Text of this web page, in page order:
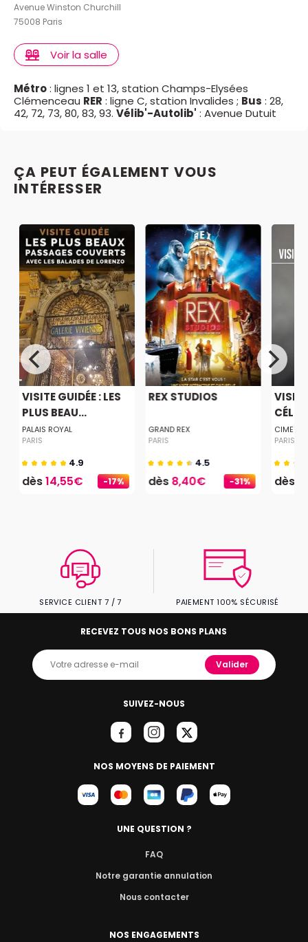
présent sur le billet électronique Ticketac qui
commande (billet imprimé ou sur votre mobile)
musée pour cette prestation. Voir les condions auprès
du musée.
Avenue Winston Churchill
75008 Paris
Voir la salle
Métro: lignes 1 et 13, station Champs-Elysées
Clémenceau RER : ligne C, station Invalides ; Bus : 28,
42, 72, 73, 80, 83, 93. Vélib'-Autolib' : Avenue Dutuit
ÇA PEUT ÉGALEMENT VOUS
INTÉRESSER
-17%
VISITE GUIDÉE : LES
PLUS BEAU...
PALAIS ROYAL
PARIS
4.9
dès14,55€ -31%
REX STUDIOS
GRAND REX
PARIS
4.5
dès8,40€
PARIS
dès
SERVICE CLIENT 7 / 7 PAIEMENT 100% SÉCURISÉ
SUIVEZ-NOUS
NOS MOYENS DE PAIEMENT
RECEVEZ TOUS NOS BONS PLANS
Valider
UNE QUESTION ?
FAQ
Notre garantie annulation
Nous contacter
NOS ENGAGEMENTS